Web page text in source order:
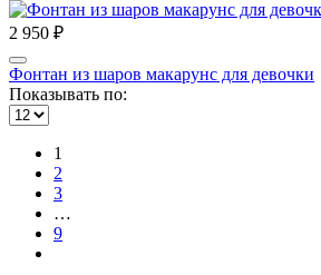
2 950 ₽
Фонтан из шаров макарунс для девочки
Показывать по:
1
2
3
…
9